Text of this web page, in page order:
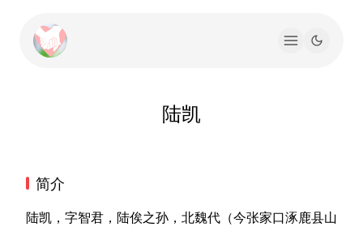
陆凯
简介
陆凯，字智君，陆俟之孙，北魏代（今张家口涿鹿县山